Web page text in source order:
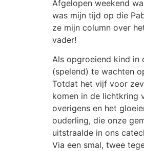
Afgelopen weekend
was mijn tijd op die
ze mijn column over
vader!
Als opgroeiend kind in
(spelend) te wachten
Totdat het vijf voor
komen in de lichtkring
overigens en het
ouderling, die onze
uitstraalde in ons
Via een smal, twee